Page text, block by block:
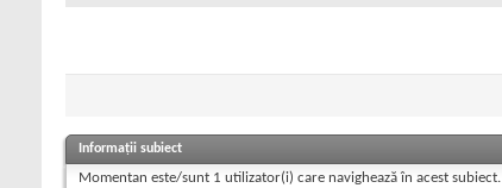
Informații subiect
Momentan este/sunt 1 utilizator(i) care navighează în acest subiect.